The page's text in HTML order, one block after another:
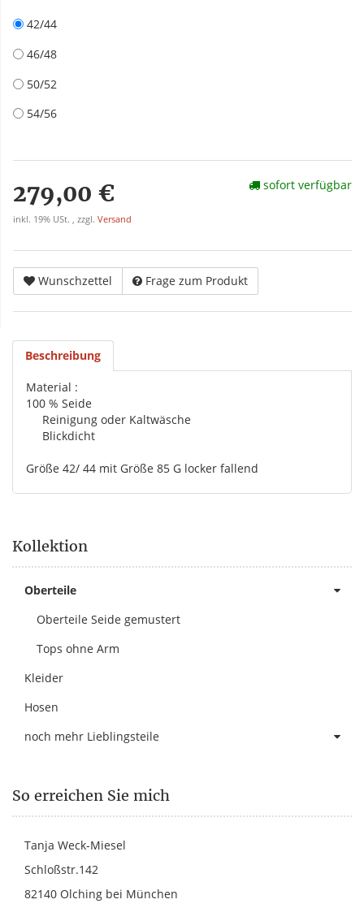
42/44
46/48
50/52
54/56
279,00 €
inkl. 19% USt. , zzgl. Versand
sofort verfügbar
Wunschzettel Frage zum Produkt
Beschreibung
Material :
100 % Seide
Reinigung oder Kaltwäsche
Blickdicht
Größe 42/ 44 mit Größe 85 G locker fallend
Kollektion
Oberteile
Oberteile Seide gemustert
Tops ohne Arm
Kleider
Hosen
noch mehr Lieblingsteile
So erreichen Sie mich
Tanja Weck-Miesel
Schloßstr.142
82140 Olching bei München